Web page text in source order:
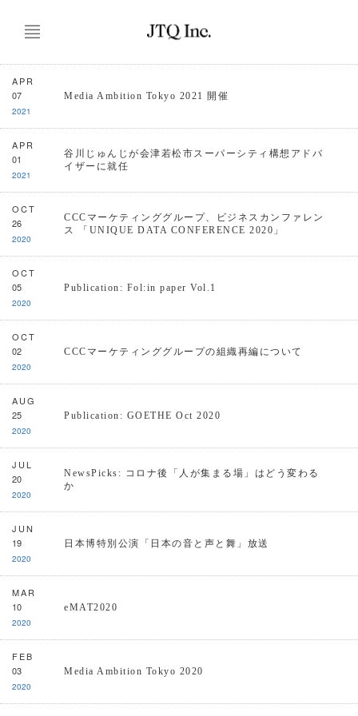
APR
07
2021
Media Ambition Tokyo 2021 開催
APR
01
2021
谷川じゅんじが会津若松市スーパーシティ構想アドバ
イザーに就任
OCT
26
2020
CCCマーケティンググループ、ビジネスカンファレン
ス 「UNIQUE DATA CONFERENCE 2020」
OCT
05
2020
Publication: Fol:in paper Vol.1
OCT
02
2020
CCCマーケティンググループの組織再編について
AUG
25
2020
Publication: GOETHE Oct 2020
JUL
20
2020
NewsPicks: コロナ後「人が集まる場」はどう変わる
か
JUN
19
2020
日本博特別公演「日本の音と声と舞」放送
MAR
10
2020
eMAT2020
FEB
03
2020
Media Ambition Tokyo 2020